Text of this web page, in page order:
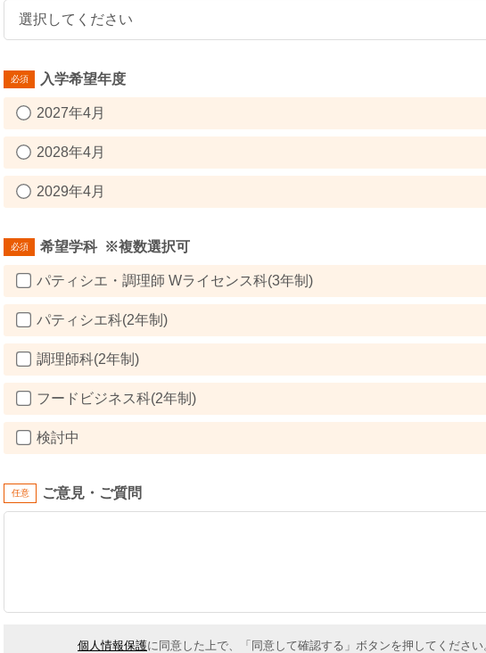
入学希望年度
2027年4月
2028年4月
2029年4月
希望学科 ※複数選択可
パティシエ・調理師 Wライセンス科(3年制)
パティシエ科(2年制)
調理師科(2年制)
フードビジネス科(2年制)
検討中
ご意見・ご質問
個人情報保護に同意した上で、「同意して確認する」ボタンを押してください